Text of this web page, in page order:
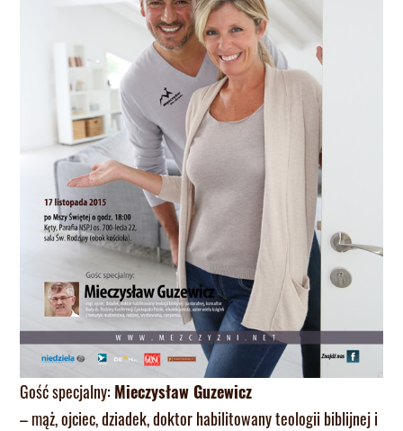
Gość specjalny: Mieczysław Guzewicz
– mąż, ojciec, dziadek, doktor habilitowany teologii biblijnej i